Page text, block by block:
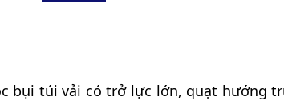
bụi túi vải có trở lực lớn, quạt hướng